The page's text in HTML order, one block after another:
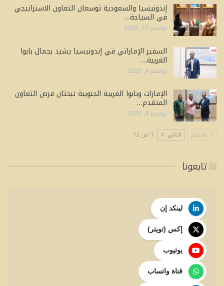
إندونيسيا والسعودية توسعان التعاون الاستراتيجي
في السياحة…
نوفمبر 10, 2025
السفير الإماراتي في إندونيسيا يشيد بجمال بابوا
الغربية…
نوفمبر 4, 2025
الإمارات وبابوا الغربية الجنوبية تبحثان فرص التعاون
المتقدم…
نوفمبر 4, 2025
السابق التالي 1 من 72
تابعونا
لينكد إن
إكس (تويتر)
يوتيوب
قناة واتساب